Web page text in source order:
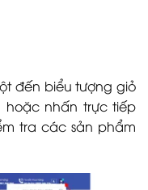
đến biểu tượng giỏ
hoặc nhấn trực tiếp
tra các sản phẩm